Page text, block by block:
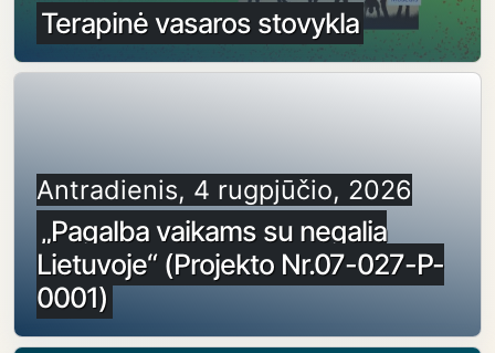
Terapinė vasaros stovykla
Antradienis, 4 rugpjūčio, 2026
„Pagalba vaikams su negalia
Lietuvoje“ (Projekto Nr.07-027-P-
0001)